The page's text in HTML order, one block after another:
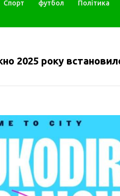
Спорт футбол Політика
2025 року